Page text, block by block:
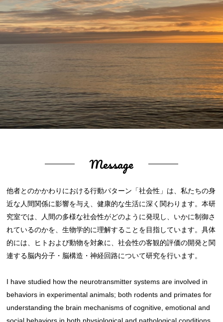
Message
他者とのかかわりにおける行動パターン「社会性」は、私たちの身
近な人間関係に影響を与え、健康的な生活に深く関わります。本研
究室では、人間の多様な社会性がどのように発現し、いかに制御さ
れているのかを、生物学的に理解することを目指しています。具体
的には、ヒトおよび動物を対象に、社会性の客観的評価の開発と関
連する脳内分子・脳構造・神経回路について研究を行います。
I have studied how the neurotransmitter systems are involved in
behaviors in experimental animals; both rodents and primates for
understanding the brain mechanisms of cognitive, emotional and